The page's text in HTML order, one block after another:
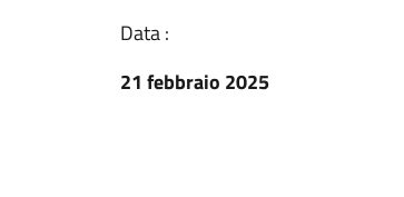
Data :
21 febbraio 2025